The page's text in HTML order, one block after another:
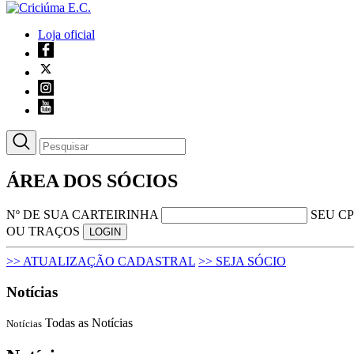
Loja oficial
ÁREA DOS SÓCIOS
Nº DE SUA CARTEIRINHA SEU
OU TRAÇOS
LOGIN
>> ATUALIZAÇÃO CADASTRAL >> SEJA SÓCIO
Notícias
Notícias Todas as Notícias